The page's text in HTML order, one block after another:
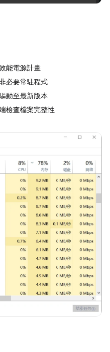
能電源計畫
必要常駐程式
動至最新版本
檢查檔案完整性